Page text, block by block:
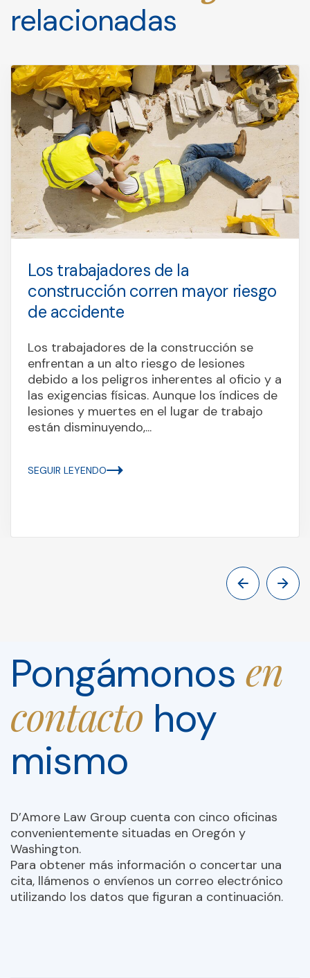
relacionadas
Los trabajadores de la
construcción corren mayor riesgo
de accidente
Los trabajadores de la construcción se
enfrentan a un alto riesgo de lesiones
debido a los peligros inherentes al oficio y a
las exigencias físicas. Aunque los índices de
lesiones y muertes en el lugar de trabajo
están disminuyendo,...
SEGUIR LEYENDO
Pongámonos en
contacto hoy
mismo
D’Amore Law Group cuenta con cinco oficinas
convenientemente situadas en Oregón y
Washington.
Para obtener más información o concertar una
cita, llámenos o envíenos un correo electrónico
utilizando los datos que figuran a continuación.